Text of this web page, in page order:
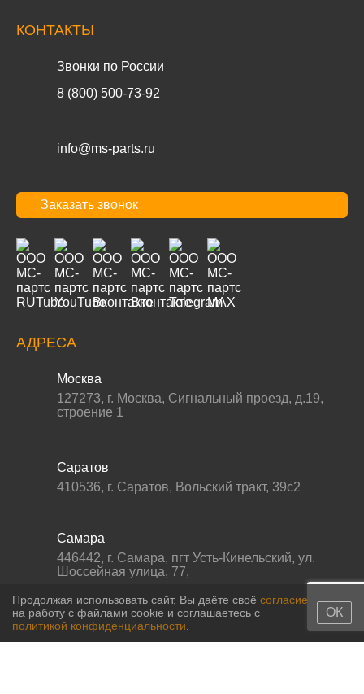
КОНТАКТЫ
Звонки по России
8 (800) 500-73-92
info@ms-parts.ru
Заказать звонок
АДРЕСА
Москва
127273, г. Москва, Сигнальный проезд, д.19,
строение 1
Саратов
410536, г. Саратов, Вольский тракт, 39с2
Самара
446442, г. Самара, пгт Усть-Кинельский, ул.
Шоссейная улица, 77,
Продолжая использовать сайт, Вы даёте своё согласие
на работу с файлами cookie и соглашаетесь с
политикой конфиденциальности
ОК